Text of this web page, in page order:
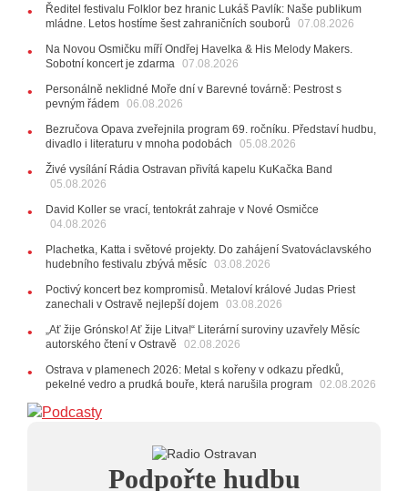
11:00
Do Ostravy se vrací britští Modestep, vystoupí v
listopadu v klubu Barrák
VIDEO
10:33
Úsměvné historky ze života ostravské kapely
Verše: Od zapomenutých baterek až po kuriózní krádež
28.07.2026
jen několik desítek posledních vstupenek
27.07.2026
20:44
10:06
Ladná Čeladná nabídne Olympic, Langerovou i
Kirschner, návštěvníci nově zaplatí už jen pomocí čipů
24.07.2026
Zpěvačka Tanja vydala nové EP Plamen
22.07.2026
roku jsme upgradovali naši show
AUDIO
20:09
Na Novou Osmičku míří Bára Zmeková Trio.
Výrazná osobnost české alternativní scény zahraje ve
Frýdku-Místku
herec Dušan Urban
20.07.2026
Štěrkovna Open Music: Klubová scéna na festivalu
Ředitel festivalu Folklor bez hranic Lukáš Pavlík: Naše publikum
mládne. Letos hostíme šest zahraničních souborů
07.08.2026
Na Novou Osmičku míří Ondřej Havelka & His Melody Makers.
Sobotní koncert je zdarma 07.08.2026
Personálně neklidné Moře dní v Barevné továrně: Pestrost s
pevným řádem 06.08.2026
Bezručova Opava zveřejnila program 69. ročníku. Představí hudbu,
divadlo i literaturu v mnoha podobách
05.08.2026
Živé vysílání Rádia Ostravan přivítá kapelu KuKačka Band
05.08.2026
David Koller se vrací, tentokrát zahraje v Nové Osmičce
04.08.2026
Plachetka, Katta i světové projekty. Do zahájení Svatováclavského
hudebního festivalu zbývá měsíc 03.08.2026
Poctivý koncert bez kompromisů. Metaloví králové Judas Priest
zanechali v Ostravě nejlepší dojem 03.08.2026
„Ať žije Grónsko! Ať žije Litva!“ Literární suroviny uzavřely Měsíc
autorského čtení v Ostravě
02.08.2026
Ostrava v plamenech 2026: Metal s kořeny v odkazu předků,
pekelné vedro a prudká bouře, která narušila program 02.08.2026
Podpořte hudbu